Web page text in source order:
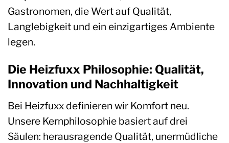
Gastronomen, die Wert auf Qualität,
Langlebigkeit und ein einzigartiges Ambiente
legen.
Die Heizfuxx Philosophie: Qualität,
Innovation und Nachhaltigkeit
Bei Heizfuxx definieren wir Komfort neu.
Unsere Kernphilosophie basiert auf drei
Säulen: herausragende Qualität, unermüdliche